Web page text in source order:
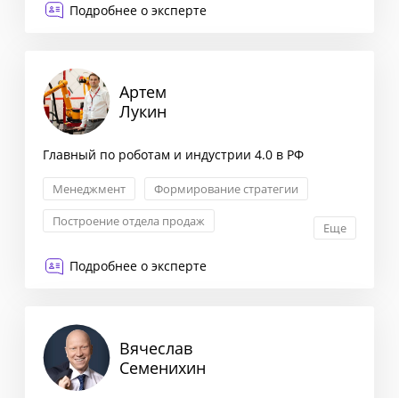
Подробнее о эксперте
Артем
Лукин
Главный по роботам и индустрии 4.0 в РФ
Менеджмент
Формирование стратегии
Построение отдела продаж
Еще
Подробнее о эксперте
Вячеслав
Семенихин